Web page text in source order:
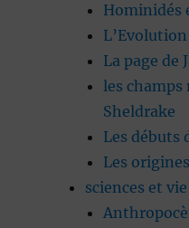
Hominidés
L’Evolution
La page de
les
Sheldrake
Les débuts
Les
sciences et vie